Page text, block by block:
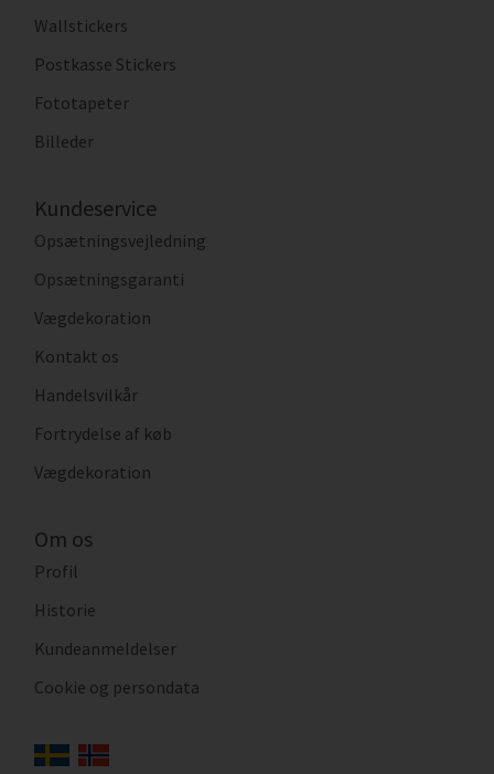
Wallstickers
Postkasse Stickers
Fototapeter
Billeder
Kundeservice
Opsætningsvejledning
Opsætningsgaranti
Vægdekoration
Kontakt os
Handelsvilkår
Fortrydelse af køb
Vægdekoration
Om os
Profil
Historie
Kundeanmeldelser
Cookie og persondata